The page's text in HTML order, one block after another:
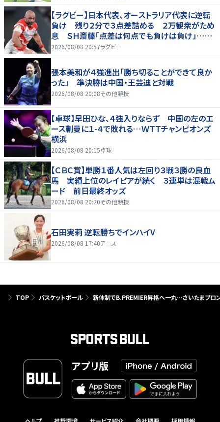
【ラグビー】日本代表、オーストラリア代表に逆転
負け 残り２分で３点差詰める ２万観衆がため
息 ＳＨ斎藤「点差は何点でも負けは負け」…前
半にＳＯ伊藤龍が先制トライ、３２ー３５で惜敗
2026/08/08 20:57ラグビー
張本美和が４強進出「勝ち切ることができて良か
った」 準決勝は中国・王芸迪と対戦
2026/08/08 20:08その他競技
【卓球】早田ひな、４強入りならず 中国の左のエ
ース蒯曼に１-４で敗れる…ＷＴＴチャンピオンズ
横浜
2026/08/08 20:15卓球
【ＣＢＣ賞】単勝１番人気は左回り３戦３勝の良血
馬 実績上位のレイピアが続く ３連単は混戦ム
ード 前日最終オッズ
2026/08/08 20:20その他競技
石田実莉 逆転勝ちでインハイV
2026/08/08 17:40テニス
TOP バスケットボール 新体制でB.PREMIER昇格へ一丸…さいたまブロ
アプリ版